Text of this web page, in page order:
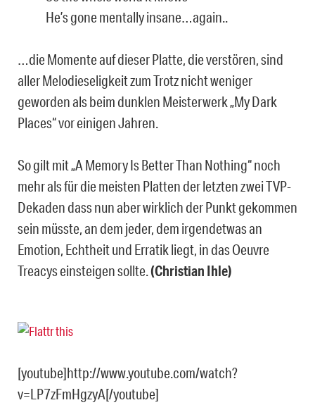
He’s gone mentally insane…again..
…die Momente auf dieser Platte, die verstören, sind
aller Melodieseligkeit zum Trotz nicht weniger
geworden als beim dunklen Meisterwerk „My Dark
Places“ vor einigen Jahren.
So gilt mit „A Memory Is Better Than Nothing“ noch
mehr als für die meisten Platten der letzten zwei TVP-
Dekaden dass nun aber wirklich der Punkt gekommen
sein müsste, an dem jeder, dem irgendetwas an
Emotion, Echtheit und Erratik liegt, in das Oeuvre
Treacys einsteigen sollte.(Christian Ihle)
[youtube]http://www.youtube.com/watch?
v=LP7zFmHgzyA[/youtube]